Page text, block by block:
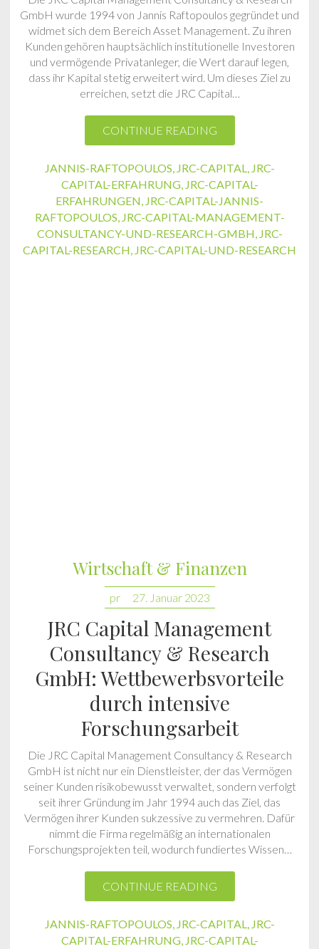
GmbH wurde 1994 von Jannis Raftopoulos gegründet und
widmet sich dem Bereich Asset Management. Zu ihren
Kunden gehören hauptsächlich institutionelle Investoren
und vermögende Privatanleger, die Wert darauf legen,
dass ihr Kapital stetig erweitert wird. Um dieses Ziel zu
erreichen, setzt die JRC Capital…
CONTINUE READING
JANNIS-RAFTOPOULOS, JRC-CAPITAL, JRC-
CAPITAL-ERFAHRUNG, JRC-CAPITAL-
ERFAHRUNGEN, JRC-CAPITAL-JANNIS-
RAFTOPOULOS, JRC-CAPITAL-MANAGEMENT-
CONSULTANCY-UND-RESEARCH-GMBH, JRC-
CAPITAL-RESEARCH, JRC-CAPITAL-UND-RESEARCH
Wirtschaft & Finanzen
pr 27. Januar 2023
JRC Capital Management
Consultancy & Research
GmbH: Wettbewerbsvorteile
durch intensive
Forschungsarbeit
Die JRC Capital Management Consultancy & Research
GmbH ist nicht nur ein Dienstleister, der das Vermögen
seiner Kunden risikobewusst verwaltet, sondern verfolgt
seit ihrer Gründung im Jahr 1994 auch das Ziel, das
Vermögen ihrer Kunden sukzessive zu vermehren. Dafür
nimmt die Firma regelmäßig an internationalen
Forschungsprojekten teil, wodurch fundiertes Wissen…
CONTINUE READING
JANNIS-RAFTOPOULOS, JRC-CAPITAL, JRC-
CAPITAL-ERFAHRUNG, JRC-CAPITAL-